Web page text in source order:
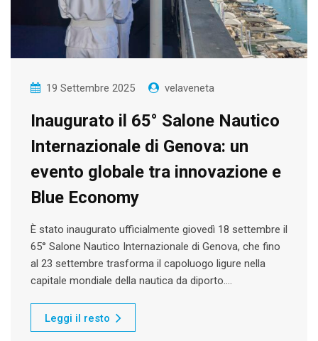
19 Settembre 2025 velaveneta
Inaugurato il 65° Salone Nautico
Internazionale di Genova: un
evento globale tra innovazione e
Blue Economy
È stato inaugurato ufficialmente giovedì 18 settembre il
65° Salone Nautico Internazionale di Genova, che fino
al 23 settembre trasforma il capoluogo ligure nella
capitale mondiale della nautica da diporto.…
Leggi il resto